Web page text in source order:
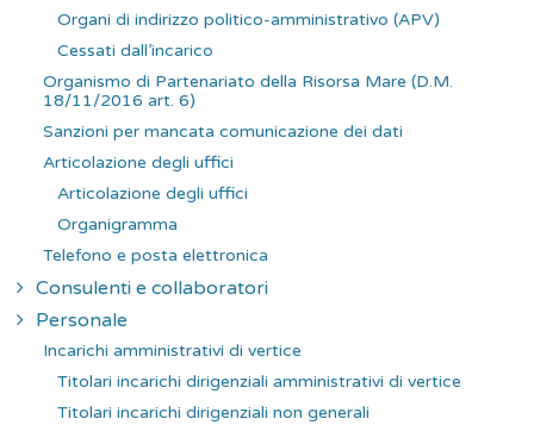
Organi di indirizzo politico-amministrativo (APV)
Cessati dall’incarico
Organismo di Partenariato della Risorsa Mare (D.M.
18/11/2016 art. 6)
Sanzioni per mancata comunicazione dei dati
Articolazione degli uffici
Articolazione degli uffici
Organigramma
Telefono e posta elettronica
Consulenti e collaboratori
Personale
Incarichi amministrativi di vertice
Titolari incarichi dirigenziali amministrativi di vertice
Titolari incarichi dirigenziali non generali